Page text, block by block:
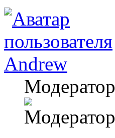
Andrew
Модератор